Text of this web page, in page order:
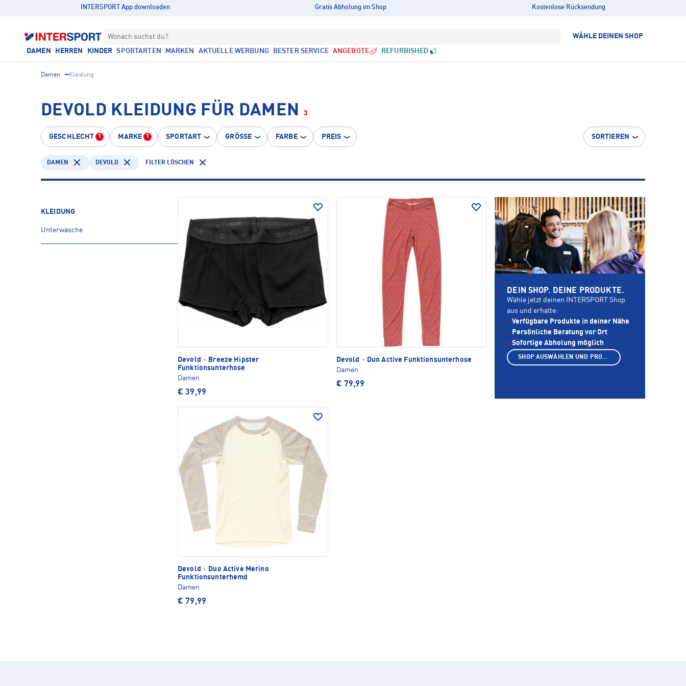
INTERSPORT App downloaden Gratis Abholung im Shop Kostenlose Rücksendung
Wonach suchst du? WÄHLE DEINEN SHOP
DAMEN HERREN KINDER SPORTARTEN MARKEN AKTUELLE WERBUNG BESTER SERVICE ANGEBOTE REFURBISHED
Damen Kleidung
DEVOLD KLEIDUNG FÜR DAMEN 3
GESCHLECHT 1 MARKE 1 SPORTART GRÖSSE FARBE PREIS SORTIEREN
DAMEN DEVOLD FILTER LÖSCHEN
KLEIDUNG
Unterwäsche
Devold ·
Breeze Hipster
Funktionsunterhose
Damen
€ 39,99
Devold ·
Duo Active Funktionsunterhose
Damen
€ 79,99
Devold ·
Duo Active Merino
Funktionsunterhemd
Damen
€ 79,99
DEIN SHOP. DEINE PRODUKTE.
Wähle jetzt deinen INTERSPORT Shop
aus und erhalte:
Verfügbare Produkte in deiner Nähe
Persönliche Beratung vor Ort
Sofortige Abholung möglich
SHOP AUSWÄHLEN UND PRODUKTE ANZEIGEN